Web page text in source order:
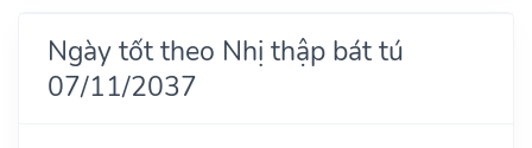
Ngày tốt theo Nhị thập bát tú
07/11/2037